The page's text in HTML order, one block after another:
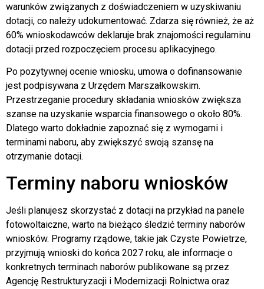
warunków związanych z doświadczeniem w uzyskiwaniu
dotacji, co należy udokumentować. Zdarza się również, że aż
60% wnioskodawców deklaruje brak znajomości regulaminu
dotacji przed rozpoczęciem procesu aplikacyjnego.
Po pozytywnej ocenie wniosku, umowa o dofinansowanie
jest podpisywana z Urzędem Marszałkowskim.
Przestrzeganie procedury składania wniosków zwiększa
szanse na uzyskanie wsparcia finansowego o około 80%.
Dlatego warto dokładnie zapoznać się z wymogami i
terminami naboru, aby zwiększyć swoją szansę na
otrzymanie dotacji.
Terminy naboru wniosków
Jeśli planujesz skorzystać z dotacji na przykład na panele
fotowoltaiczne, warto na bieżąco śledzić terminy naborów
wniosków. Programy rządowe, takie jak Czyste Powietrze,
przyjmują wnioski do końca 2027 roku, ale informacje o
konkretnych terminach naborów publikowane są przez
Agencję Restrukturyzacji i Modernizacji Rolnictwa oraz